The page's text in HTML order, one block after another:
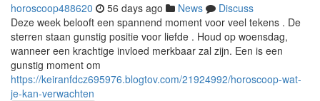
horoscoop488620 56 days ago News
Discuss
Deze week belooft een spannend moment voor veel tekens . De
sterren staan gunstig positie voor liefde . Houd op woensdag,
wanneer een krachtige invloed merkbaar zal zijn. Een is een
gunstig moment om
https://keiranfdcz695976.blogtov.com/21924992/horoscoop-wat-
je-kan-verwachten